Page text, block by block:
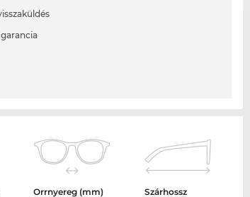
Orrnyereg (mm)
Szárhossz